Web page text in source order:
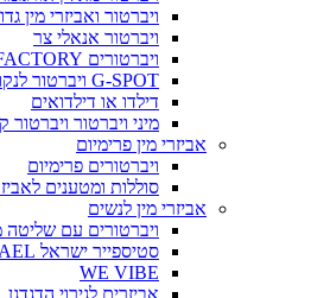
ויברטור ואביזרי מין
ויברטור אנאלי צר
ויברטורים FUN FACTORY
G-SPOT ויברטור לנקודת ה ג'י
דילדו או דילדואים
מיני ויברטור ויברטור
אביזרי מין פרימיום
ויברטורים פרימיום
סוללות ומטענים
אביזרי מין לנשים
ויברטורים עם שליטה
סטיספייר ישראל SATISFYER IN ISRAEL
WE VIBE
אביזרים לגירוי הדגדגן